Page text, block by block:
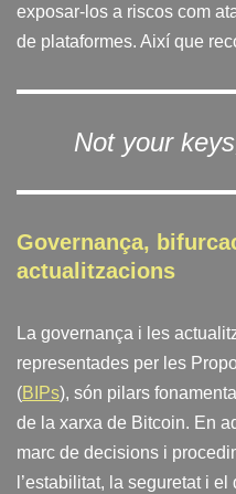
exposar-los a riscos com
de plataformes. Així que
Not your
Governança,
actualitzacions
La governança i les
representades per les
(BIPs), són pilars
de la xarxa de Bitcoin. En
marc de decisions i
l’estabilitat, la seguretat i